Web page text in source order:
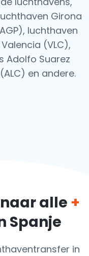
Girona
luchthaven
(VLC),
Adolfo Suarez
en andere.
alle +
Spanje
in